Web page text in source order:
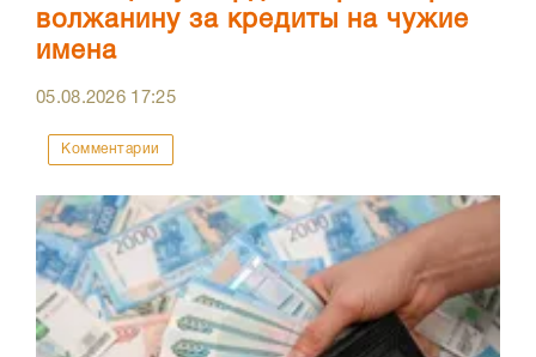
волжанину за кредиты на чужие
имена
05.08.2026 17:25
Комментарии